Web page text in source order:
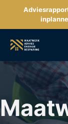
de
inhoud